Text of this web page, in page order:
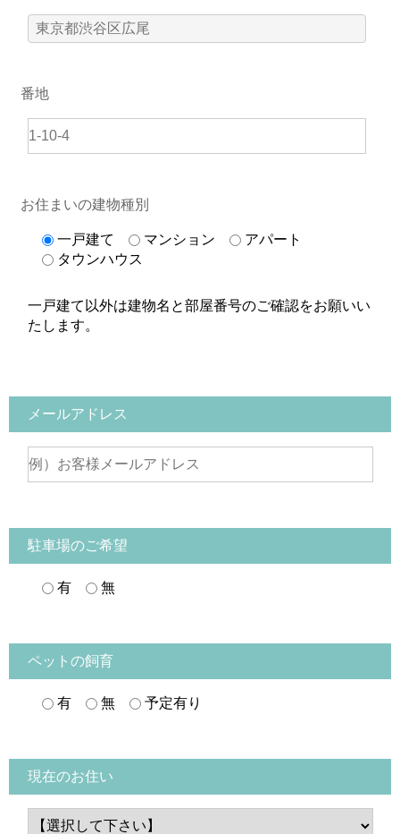
番地
お住まいの建物種別
一戸建て マンション
アパート
タウンハウス
一戸建て以外は建物名と部屋番号のご確認をお願いい
たします。
メールアドレス
駐車場のご希望
有 無
ペットの飼育
有 無 予定有り
現在のお住い